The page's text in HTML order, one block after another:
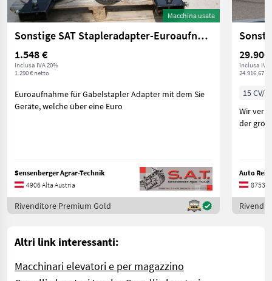
Macchina usata
Sonstige SAT Stapleradapter-Euroaufnahme
1.548 €
inclusa IVA 20%
1.290 € netto
Euroaufnahme für Gabelstapler Adapter mit dem Sie
Geräte, welche über eine Euro
Sensenberger Agrar-Technik
4906 Alta Austria
Rivenditore Premium Gold
29.900
inclusa IVA
24.916,67 €
15 CV/
Wir
der
Auto
8753
Altri link interessanti:
Macchinari elevatori e per magazzino